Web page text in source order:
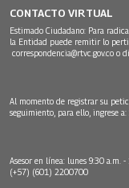
CONTACTO VIRTUAL
Estimado Ciudadano: Para
la Entidad puede remitir lo
correspondencia@rtvc.gov.co o
Al momento de registrar su
seguimiento, para ello, ingrese a:
Asesor en línea: lunes 9:30 a.m. -
(+57) (601) 2200700